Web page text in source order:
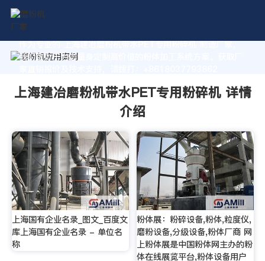
作为专业的 上海建冶磨粉机带水PET专用粉碎机 制造厂家，
我们致力于为您量身定制高价值的粉体加工系统方案。获取厂
上海建冶磨粉机带水PET专用粉碎机 详情
介绍
上海国有企业名录_图文_百度文
库上海国有企业名录 - 单位名
称
粉体展：粉碎设备,粉体,粒度仪,
磨粉设备,分级设备,粉体厂商 网
上粉体展是中国粉体网主办的粉
体在线展览平台,粉体设备用户